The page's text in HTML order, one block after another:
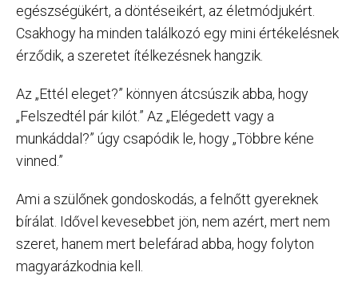
egészségükért, a döntéseikért, az életmódjukért.
Csakhogy ha minden találkozó egy mini értékelésnek
érződik, a szeretet ítélkezésnek hangzik.
Az „Ettél eleget?” könnyen átcsúszik abba, hogy
„Felszedtél pár kilót.” Az „Elégedett vagy a
munkáddal?” úgy csapódik le, hogy „Többre kéne
vinned.”
Ami a szülőnek gondoskodás, a felnőtt gyereknek
bírálat. Idővel kevesebbet jön, nem azért, mert nem
szeret, hanem mert belefárad abba, hogy folyton
magyarázkodnia kell.